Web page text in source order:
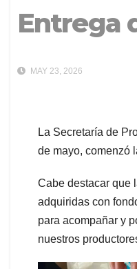
Entrega
MAY 23, 2026
La Secretaría de
de mayo, comenzó
Cabe destacar que
adquiridas con
para acompañar y
nuestros